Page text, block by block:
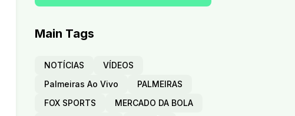
Main Tags
NOTÍCIAS
VÍDEOS
Palmeiras Ao Vivo
PALMEIRAS
FOX SPORTS
MERCADO DA BOLA